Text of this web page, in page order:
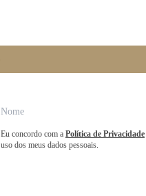
Eu concordo com a Política de Privacidade
uso dos meus dados pessoais.